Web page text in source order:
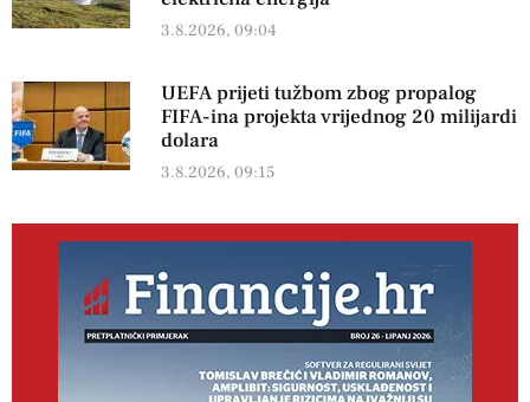
3.8.2026, 09:04
UEFA prijeti tužbom zbog propalog
FIFA-ina projekta vrijednog 20 milijardi
dolara
3.8.2026, 09:15